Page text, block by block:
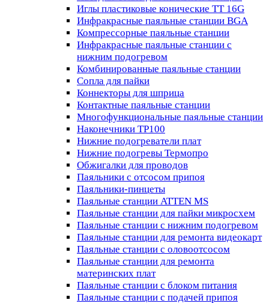
Иглы пластиковые конические TT 16G
Инфракрасные паяльные станции BGA
Компрессорные паяльные станции
Инфракрасные паяльные станции с
нижним подогревом
Комбинированные паяльные станции
Сопла для пайки
Коннекторы для шприца
Контактные паяльные станции
Многофункциональные паяльные станции
Наконечники TP100
Нижние подогреватели плат
Нижние подогревы Термопро
Обжигалки для проводов
Паяльники с отсосом припоя
Паяльники-пинцеты
Паяльные станции ATTEN MS
Паяльные станции для пайки микросхем
Паяльные станции с нижним подогревом
Паяльные станции для ремонта видеокарт
Паяльные станции с оловоотсосом
Паяльные станции для ремонта
материнских плат
Паяльные станции с блоком питания
Паяльные станции с подачей припоя